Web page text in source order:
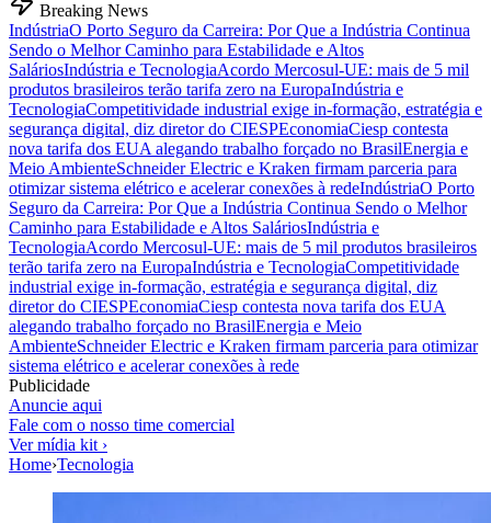
Breaking News
IndústriaO Porto Seguro da Carreira: Por Que a Indústria Continua
Sendo o Melhor Caminho para Estabilidade e Altos
SaláriosIndústria e TecnologiaAcordo Mercosul-UE: mais de 5 mil
produtos brasileiros terão tarifa zero na EuropaIndústria e
TecnologiaCompetitividade industrial exige in-formação, estratégia e
segurança digital, diz diretor do CIESPEconomiaCiesp contesta
nova tarifa dos EUA alegando trabalho forçado no BrasilEnergia e
Meio AmbienteSchneider Electric e Kraken firmam parceria para
otimizar sistema elétrico e acelerar conexões à redeIndústriaO Porto
Seguro da Carreira: Por Que a Indústria Continua Sendo o Melhor
Caminho para Estabilidade e Altos SaláriosIndústria e
TecnologiaAcordo Mercosul-UE: mais de 5 mil produtos brasileiros
terão tarifa zero na EuropaIndústria e TecnologiaCompetitividade
industrial exige in-formação, estratégia e segurança digital, diz
diretor do CIESPEconomiaCiesp contesta nova tarifa dos EUA
alegando trabalho forçado no BrasilEnergia e Meio
AmbienteSchneider Electric e Kraken firmam parceria para otimizar
sistema elétrico e acelerar conexões à rede
Publicidade
Anuncie aqui
Fale com o nosso time comercial
Ver mídia kit ›
Home›Tecnologia